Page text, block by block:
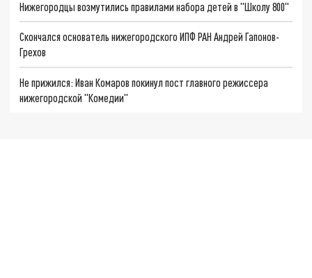
Нижегородцы возмутились правилами набора детей в "Школу 800"
Скончался основатель нижегородского ИПФ РАН Андрей Гапонов-
Грехов
Не прижился: Иван Комаров покинул пост главного режиссера
нижегородской "Комедии"